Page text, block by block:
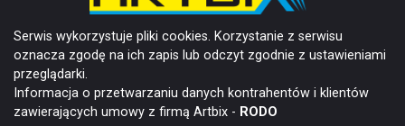
Serwis wykorzystuje pliki cookies. Korzystanie z serwisu
oznacza zgodę na ich zapis lub odczyt zgodnie z ustawieniami
przeglądarki.
Informacja o przetwarzaniu danych kontrahentów i klientów
zawierających umowy z firmą Artbix - RODO